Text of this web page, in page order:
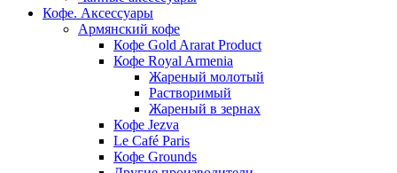
Кофе. Аксессуары
Армянский кофе
Кофе Gold Ararat Product
Кофе Royal Armenia
Жареный молотый
Растворимый
Жареный в зернах
Кофе Jezva
Le Café Paris
Кофе Grounds